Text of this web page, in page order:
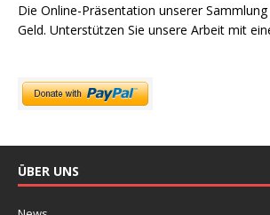
Die Online-Präsentation unserer
Geld. Unterstützen Sie unsere Arbeit mit
ÜBER UNS